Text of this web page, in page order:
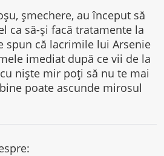
șmechere, au început să
ca să-și facă tratamente la
spun că lacrimile lui Arsenie
imediat după ce vii de la
niște mir poți să nu te mai
poate ascunde mirosul